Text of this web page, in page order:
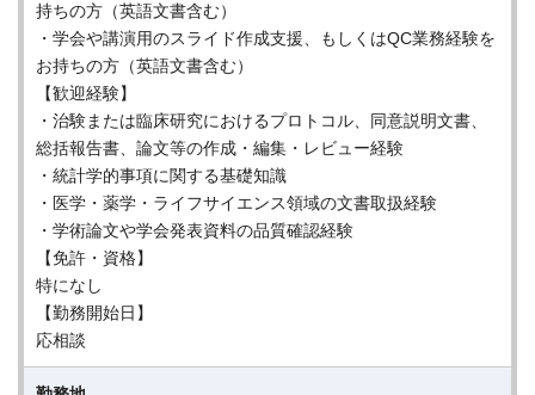
持ちの方（英語文書含む）
・学会や講演用のスライド作成支援、もしくはQC業務経験を
お持ちの方（英語文書含む）
【歓迎経験】
・治験または臨床研究におけるプロトコル、同意説明文書、
総括報告書、論文等の作成・編集・レビュー経験
・統計学的事項に関する基礎知識
・医学・薬学・ライフサイエンス領域の文書取扱経験
・学術論文や学会発表資料の品質確認経験
【免許・資格】
特になし
【勤務開始日】
応相談